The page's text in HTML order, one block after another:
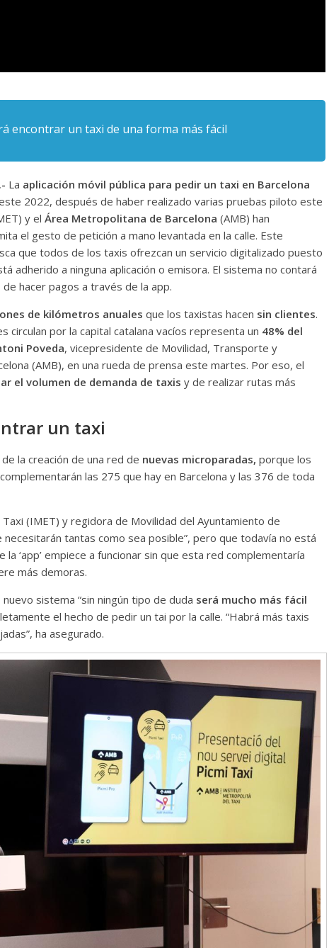
encontrar un taxi de una forma más fácil
La aplicación móvil pública para pedir un taxi en Barcelona
2022, después de haber realizado varias pruebas piloto este
y el Área Metropolitana de Barcelona (AMB) han
el gesto de petición a mano levantada en la calle. Este
que todos de los taxis ofrezcan un servicio digitalizado puesto
adherido a ninguna aplicación o emisora. El sistema no contará
hacer pagos a través de la app.
de kilómetros anuales que los taxistas hacen sin clientes.
circulan por la capital catalana vacíos representa un 48% del
Poveda, vicepresidente de Movilidad, Transporte y
(AMB), en una rueda de prensa este martes. Por eso, el
el volumen de demanda de taxis y de realizar rutas más
un taxi
la creación de una red de nuevas microparadas, porque los
las 275 que hay en Barcelona y las 376 de toda
(IMET) y regidora de Movilidad del Ayuntamiento de
necesitarán tantas como sea posible”, pero que todavía no está
‘app’ empiece a funcionar sin que esta red complementaría
más demoras.
sistema “sin ningún tipo de duda será mucho más fácil
el hecho de pedir un tai por la calle. “Habrá más taxis
ha asegurado.